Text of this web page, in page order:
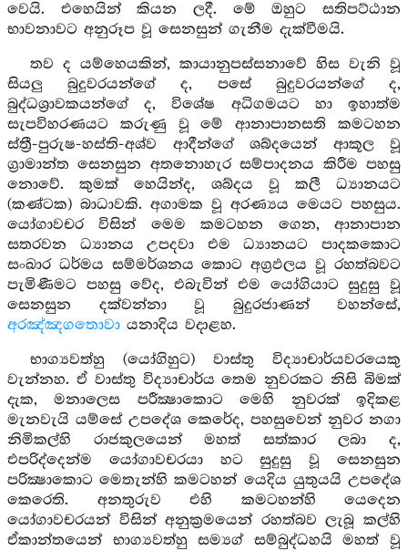
වෙයි. එහෙයින් කියන ලදී. මේ ඔහුට සතිපට්ඨාන
භාවනාවට අනුරූප වූ සෙනසුන් ගැනීම දැක්වීමයි.
තව ද යම්හෙයකින්, කායානුපස්සනාවේ හිස වැනි වූ
සියලු බුදුවරයන්ගේ ද, පසේ බුදුවරයන්ගේ ද,
බුද්ධශ්‍රාවකයන්ගේ ද, විශේෂ අධිගමයට හා ඉහාත්ම
සැපවිහරණයට කරුණු වූ මේ ආනාපානසති කමටහන
ස්ත්‍රී-පුරුෂ-හස්ති-අශ්ව ආදීන්ගේ ශබ්දයෙන් ආකූල වූ
ග්‍රාමාන්ත සෙනසුන අතනොහැර සම්පාදනය කිරීම පහසු
නොවේ. කුමක් හෙයින්ද, ශබ්දය වූ කලී ධ්‍යානයට
(කණ්ටක) බාධාවකි. අගාමක වූ අරණ්‍යය මෙයට පහසුය.
යෝගාවචර විසින් මෙම කමටහන ගෙන, ආනාපාන
සතරවන ධ්‍යානය උපදවා එම ධ්‍යානයට පාදකකොට
සංඛාර ධර්මය සම්මර්ශනය කොට අග්‍රඵලය වූ රහත්බවට
පැමිණීමට පහසු වේද, එබැවින් එම යෝගියාට සුදුසු වූ
සෙනසුන දක්වන්නා වූ බුදුරජාණන් වහන්සේ,
අරඤ්ඤගතොවා යනාදිය වදාළහ.
භාග්‍යවත්හු (යෝගිහුට) වාස්තු විද්‍යාචාර්යවරයෙකු
වැන්නහ. ඒ වාස්තු විද්‍යාචාර්ය තෙම නුවරකට නිසි බිමක්
දැක, මනාලෙස පරීක්‍ෂාකොට මෙහි නුවරක් ඉදිකළ
මැනවැයි යම්සේ උපදේශ කෙරේද, පහසුවෙන් නුවර නගා
නිමිකල්හි රාජකුලයෙන් මහත් සත්කාර ලබා ද,
එපරිද්දෙන්ම යෝගාවචරයා හට සුදුසු වූ සෙනසුන
පරික්‍ෂාකොට මෙතැන්හි කමටහන් යෙදිය යුතුයයි උපදේශ
කෙරෙති. අනතුරුව එහි කමටහන්හි යෙදෙන
යෝගාවචරයන් විසින් අනුක්‍රමයෙන් රහත්බව ලැබූ කල්හි
ඒකාන්තයෙන් භාග්‍යවත්හු සම්‍යග් සම්බුද්ධහයි මහත් වූ